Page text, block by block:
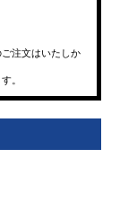
注文はいたしか
。